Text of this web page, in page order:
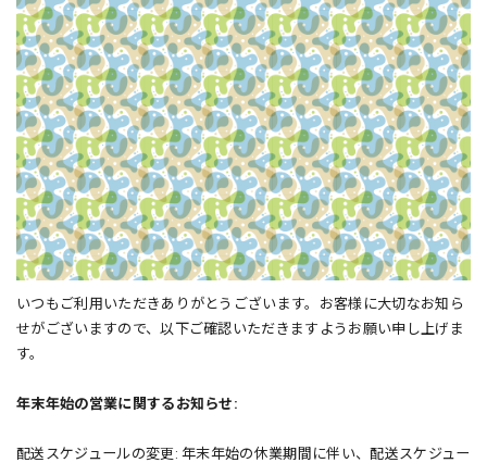
いつもご利用いただきありがとうございます。お客様に大切なお知ら
せがございますので、以下ご確認いただきますようお願い申し上げま
す。
年末年始の営業に関するお知らせ:
配送スケジュールの変更: 年末年始の休業期間に伴い、配送スケジュー